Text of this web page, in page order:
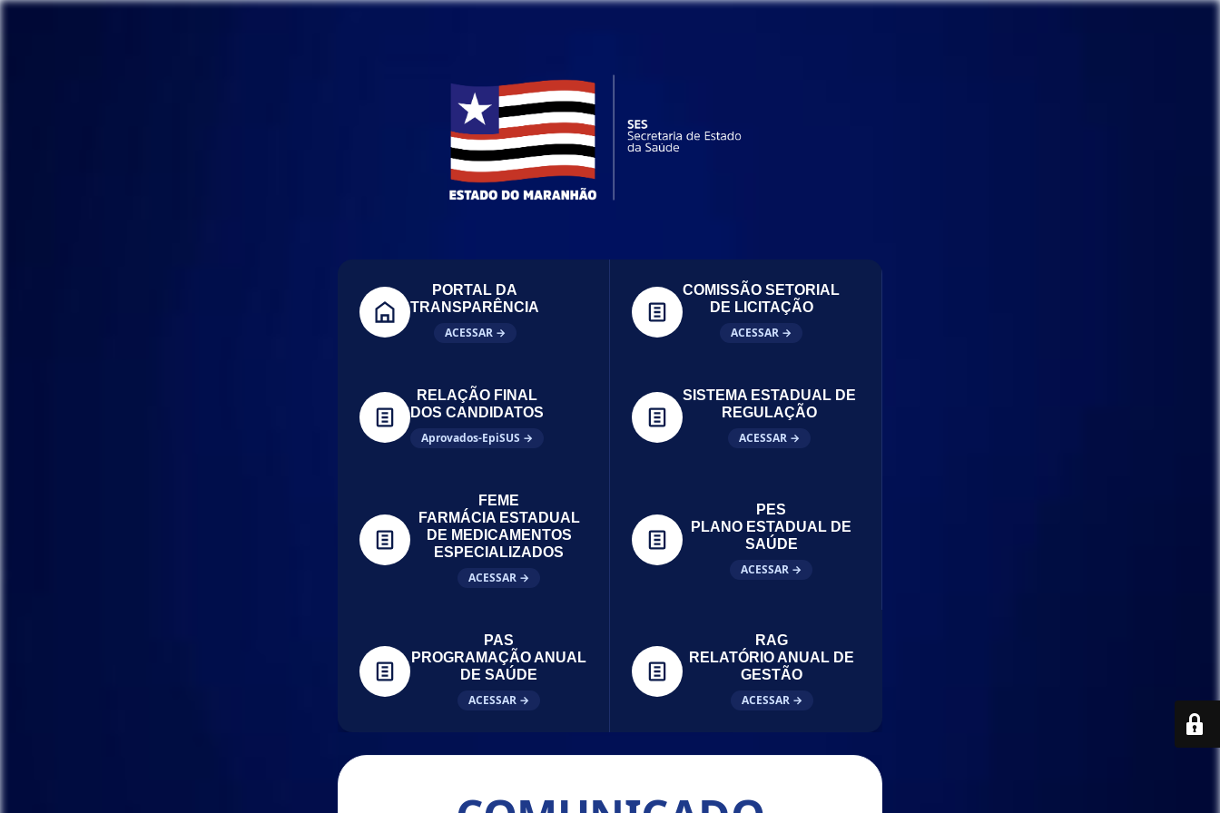
PORTAL DA
TRANSPARÊNCIA
ACESSAR →
COMISSÃO SETORIAL
DE LICITAÇÃO
ACESSAR →
RELAÇÃO FINAL
DOS CANDIDATOS
Aprovados-EpiSUS →
SISTEMA ESTADUAL DE
REGULAÇÃO
ACESSAR →
FEME
FARMÁCIA ESTADUAL
DE MEDICAMENTOS
ESPECIALIZADOS
ACESSAR →
PES
PLANO ESTADUAL DE
SAÚDE
ACESSAR →
PAS
PROGRAMAÇÃO ANUAL
DE SAÚDE
ACESSAR →
RAG
RELATÓRIO ANUAL DE
GESTÃO
ACESSAR →